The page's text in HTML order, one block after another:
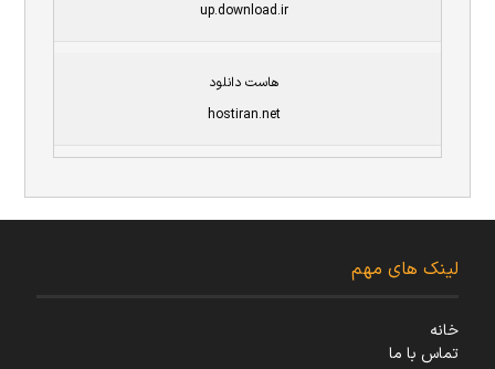
up.download.ir
هاست دانلود
hostiran.net
لینک های مهم
خانه
تماس با ما